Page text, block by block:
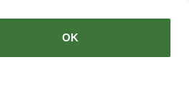
OK